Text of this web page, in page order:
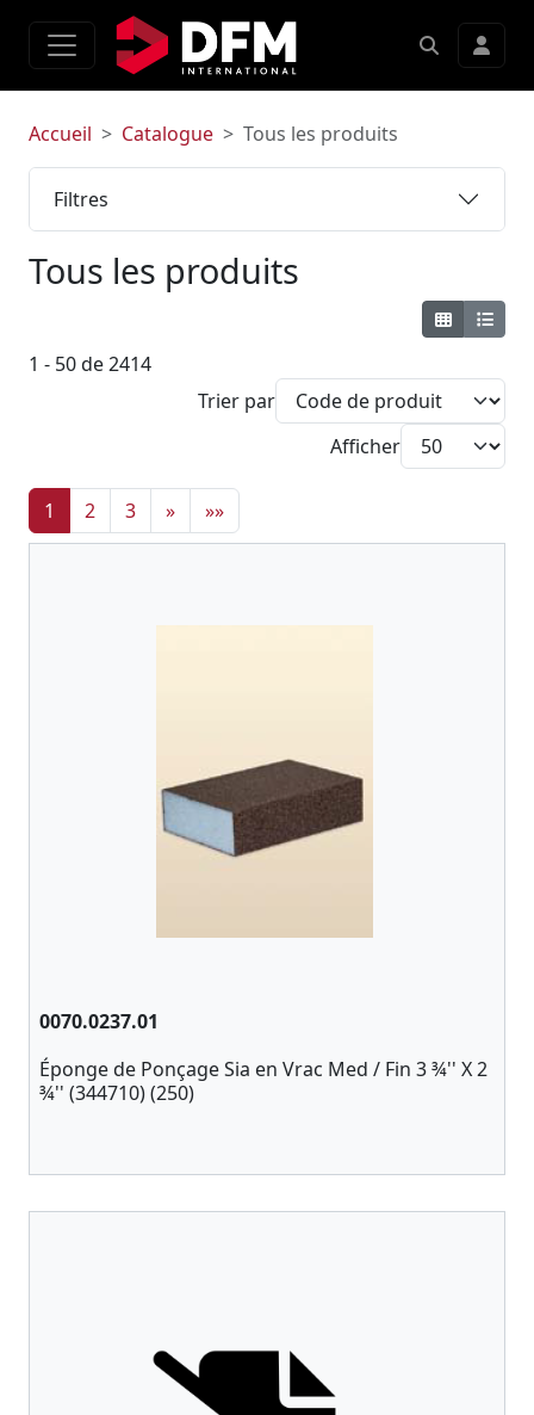
Filtres
Accueil Catalogue Tous les produits
Tous les produits
1 - 50 de 2414
Trier par
Afficher
1 2 3 » »»
0070.0237.01
Éponge de Ponçage Sia en Vrac Med / Fin 3 ¾'' X 2
¾'' (344710) (250)